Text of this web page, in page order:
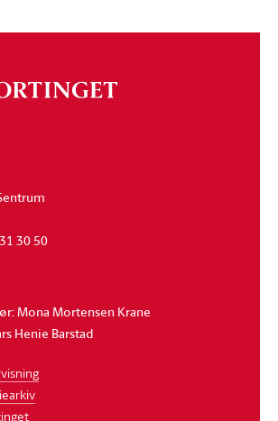
30 50
Mona Mortensen Krane
Henie Barstad